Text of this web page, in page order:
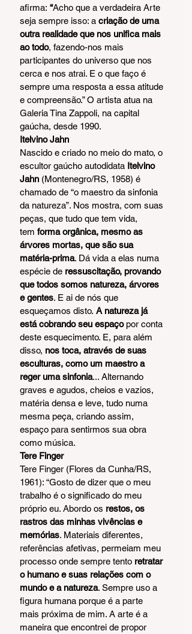
afirma: “Acho que a verdadeira Arte
seja sempre isso: a criação de uma
outra realidade que nos unifica mais
ao todo, fazendo-nos mais
participantes do universo que nos
cerca e nos atrai. E o que faço é
sempre uma resposta a essa atitude
e compreensão.” O artista atua na
Galeria Tina Zappoli, na capital
gaúcha, desde 1990.
Itelvino Jahn
Nascido e criado no meio do mato, o
escultor gaúcho autodidata Itelvino
Jahn (Montenegro/RS, 1958) é
chamado de “o maestro da sinfonia
da natureza”. Nos mostra, com suas
peças, que tudo que tem vida,
tem forma orgânica, mesmo as
árvores mortas, que são sua
matéria-prima. Dá vida a elas numa
espécie de ressuscitação, provando
que todos somos natureza, árvores
e gentes. E ai de nós que
esqueçamos disto. A natureza já
está cobrando seu espaço por conta
deste esquecimento. E, para além
disso, nos toca, através de suas
esculturas, como um maestro a
reger uma sinfonia... Alternando
graves e agudos, cheios e vazios,
matéria densa e leve, tudo numa
mesma peça, criando assim,
espaço para sentirmos sua obra
como música.
Tere Finger
Tere Finger (Flores da Cunha/RS,
1961): “Gosto de dizer que o meu
trabalho é o significado do meu
próprio eu. Abordo os restos, os
rastros das minhas vivências e
memórias. Materiais diferentes,
referências afetivas, permeiam meu
processo onde sempre tento retratar
o humano e suas relações com o
mundo e a natureza. Sempre uso a
figura humana porque é a parte
mais próxima de mim. A arte é a
maneira que encontrei de propor